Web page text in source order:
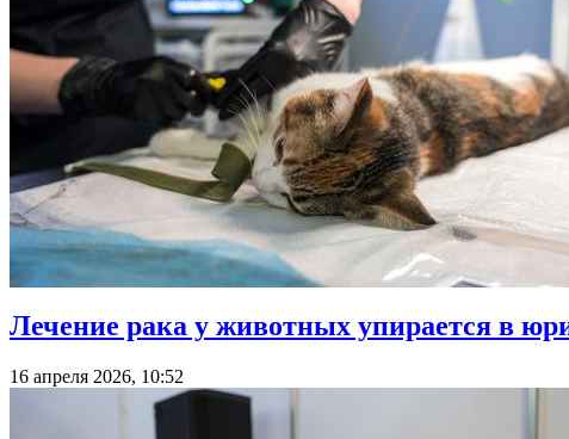
Лечение рака у животных упирается в
16 апреля 2026, 10:52